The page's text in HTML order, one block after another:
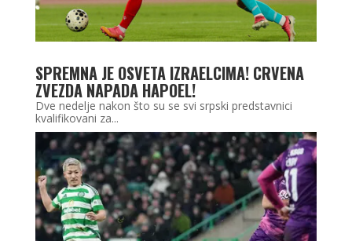
SPREMNA JE OSVETA IZRAELCIMA! CRVENA
ZVEZDA NAPADA HAPOEL!
Dve nedelje nakon što su se svi srpski predstavnici
kvalifikovani za...